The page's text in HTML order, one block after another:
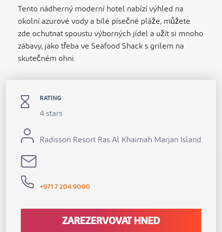
Tento nádherný moderní hotel nabízí výhled na
okolní azurové vody a bílé písečné pláže, můžete
zde ochutnat spoustu výborných jídel a užít si mnoho
zábavy, jako třeba ve Seafood Shack s grilem na
skutečném ohni.
RATING
4 stars
Radisson Resort Ras Al Khaimah Marjan Island
+971 7 204 9000
ZAREZERVOVAT HNED